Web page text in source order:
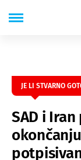
JE LI STVARNO
SAD i